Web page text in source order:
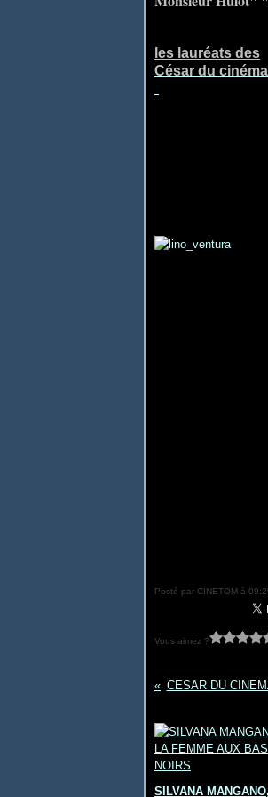
les lauréats des
César du cinéma
:
Posté par CINETOM à
Vous aimez ?
CESAR DU
SILVANA